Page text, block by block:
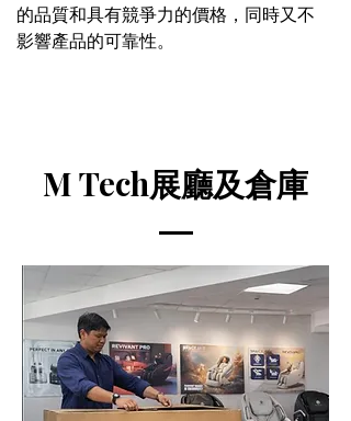
的​​品質和具有競爭力的價格，同時又不
影響產品的可靠性。
M Tech展廳及倉庫